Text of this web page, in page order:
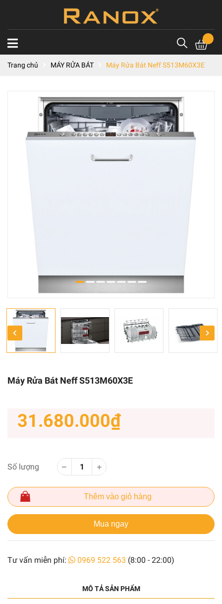
Trang chủ MÁY RỬA BÁT Máy Rửa Bát Neff S513M60X3E
Máy Rửa Bát Neff S513M60X3E
31.680.000₫
Số lượng
Thêm vào giỏ hàng
Mua ngay
Tư vấn miễn phí: 0969 522 563 (8:00 - 22:00)
MÔ TẢ SẢN PHẨM